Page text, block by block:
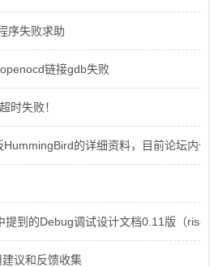
序失败求助
链接gdb失败
时失败！
HummingBird的详细资料，目前论坛内
提到的Debug调试设计文档0.11版（
议和反馈收集